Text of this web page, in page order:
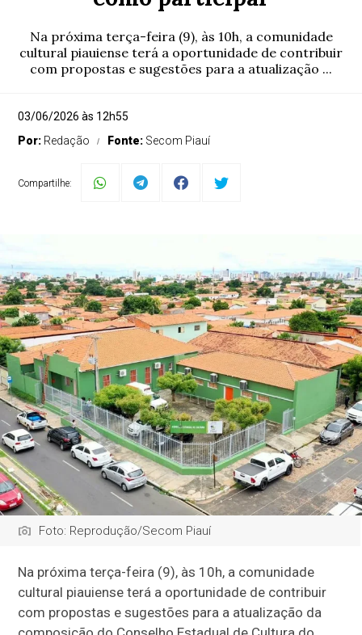
Na próxima terça-feira (9), às 10h, a comunidade
cultural piauiense terá a oportunidade de contribuir
com propostas e sugestões para a atualização ...
03/06/2026 às 12h55
Por: Redação Fonte: Secom Piauí
Compartilhe:
Foto: Reprodução/Secom Piauí
Na próxima terça-feira (9), às 10h, a comunidade
cultural piauiense terá a oportunidade de contribuir
com propostas e sugestões para a atualização da